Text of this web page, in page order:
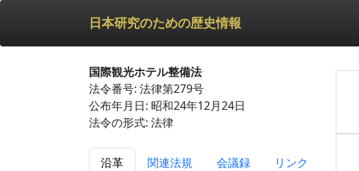
日本研究のための歴史情報
国際観光ホテル整備法
法令番号: 法律第279号
公布年月日: 昭和24年12月24日
法令の形式: 法律
沿革 関連法規 会議録
リンク